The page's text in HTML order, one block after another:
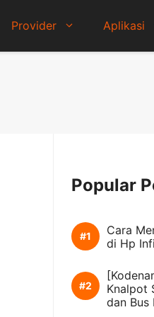
Provider Aplikasi
Popular
Cara
di Hp
Knalpot
dan Bus